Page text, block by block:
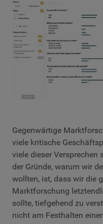
Gegenwärtige
viele kritische
viele dieser Versprechen
der Gründe, warum wir
wollten, ist, dass wir die
Marktforschung
sollte, tiefgehend zu
nicht am Festhalten